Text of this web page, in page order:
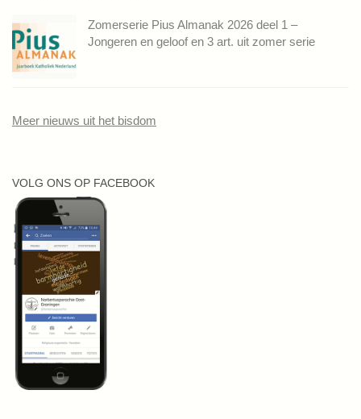
Zomerserie Pius Almanak 2026 deel 1 –
Jongeren en geloof en 3 art. uit zomer serie
Meer nieuws uit het bisdom
VOLG ONS OP FACEBOOK